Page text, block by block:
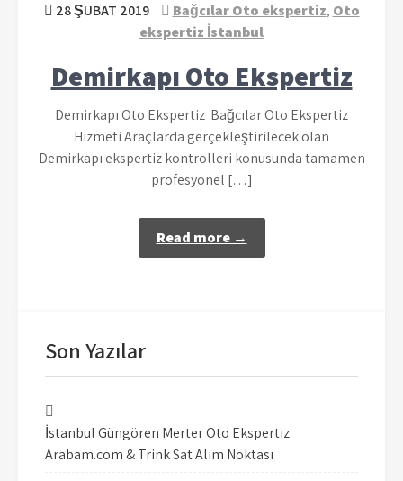
28 ŞUBAT 2019 Bağcılar Oto ekspertiz, Oto
ekspertiz İstanbul
Demirkapı Oto Ekspertiz
Demirkapı Oto Ekspertiz Bağcılar Oto Ekspertiz
Hizmeti Araçlarda gerçekleştirilecek olan
Demirkapı ekspertiz kontrolleri konusunda tamamen
profesyonel […]
Read more →
Son Yazılar
İstanbul Güngören Merter Oto Ekspertiz
Arabam.com & Trink Sat Alım Noktası